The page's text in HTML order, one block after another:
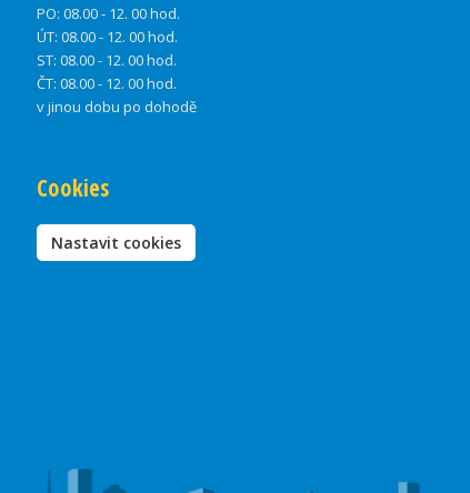
PO: 08.00 - 12. 00 hod.
ÚT: 08.00 - 12. 00 hod.
ST: 08.00 - 12. 00 hod.
ČT: 08.00 - 12. 00 hod.
v jinou dobu po dohodě
Cookies
Nastavit cookies